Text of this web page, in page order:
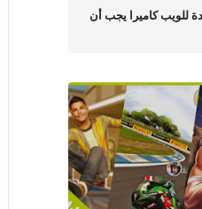
للويب كاميرا يجب أن